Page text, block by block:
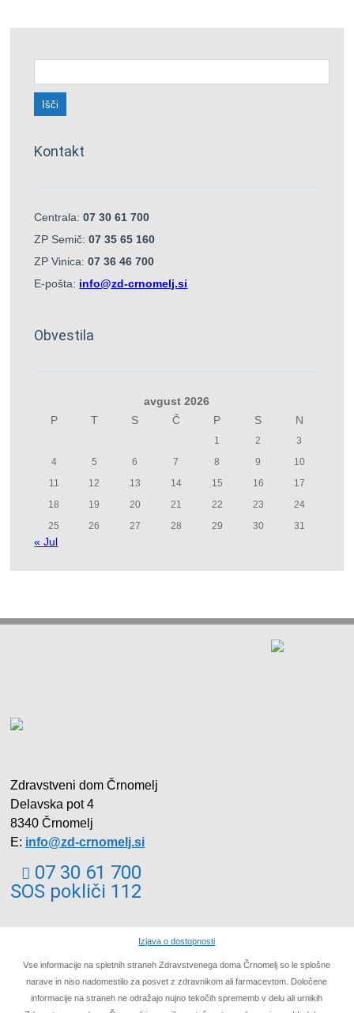
Kontakt
Centrala:07 30 61 700
ZP Semič:07 35 65 160
ZP Vinica:07 36 46 700
E-pošta: info@zd-crnomelj.si
Obvestila
avgust 2026
P
T S Č P S N
1 2
3
4
5 6 7 8 9
10
11
12 13 14 15 16
17
18
19 20 21 22 23
24
25
26 27 28 29 30 31
« Jul
Zdravstveni dom Črnomelj
Delavska pot 4
8340 Črnomelj
E: info@zd-crnomelj.si
07 30 61 700
SOS pokliči 112
Izjava o dostopnosti
Vse informacije na spletnih straneh Zdravstvenega doma Črnomelj so le splošne
narave in niso nadomestilo za posvet z zdravnikom ali farmacevtom. Določene
informacije na straneh ne odražajo nujno tekočih sprememb v delu ali urnikih